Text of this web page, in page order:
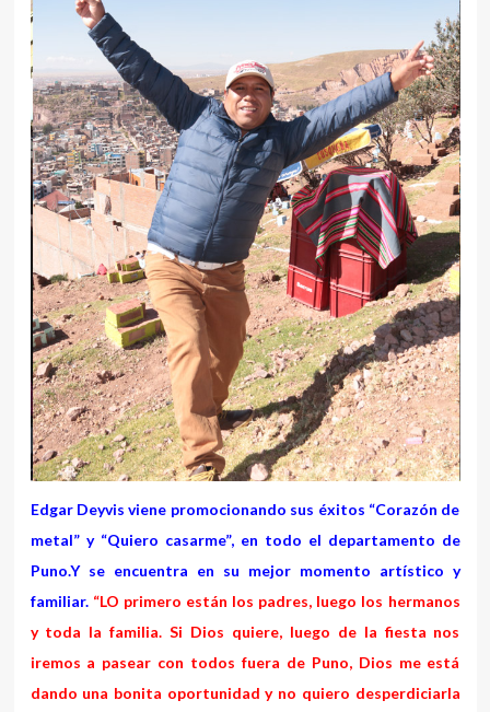
Edgar Deyvis viene promocionando sus éxitos “Corazón de
metal” y “Quiero casarme”, en todo el departamento de
Puno.Y se encuentra en su mejor momento artístico y
familiar. “LO primero están los padres, luego los hermanos
y toda la familia. Si Dios quiere, luego de la fiesta nos
iremos a pasear con todos fuera de Puno, Dios me está
dando una bonita oportunidad y no quiero desperdiciarla